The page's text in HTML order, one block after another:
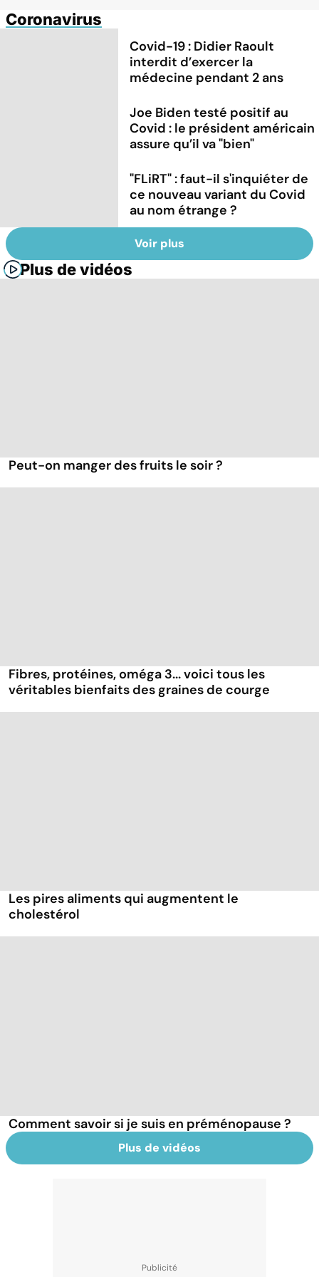
Coronavirus
Covid-19 : Didier Raoult
interdit d’exercer la
médecine pendant 2 ans
Joe Biden testé positif au
Covid : le président américain
assure qu’il va "bien"
"FLiRT" : faut-il s'inquiéter de
ce nouveau variant du Covid
au nom étrange ?
Voir plus
Plus de vidéos
Peut-on manger des fruits le soir ?
Fibres, protéines, oméga 3... voici tous les
véritables bienfaits des graines de courge
Les pires aliments qui augmentent le
cholestérol
Comment savoir si je suis en préménopause ?
Plus de vidéos